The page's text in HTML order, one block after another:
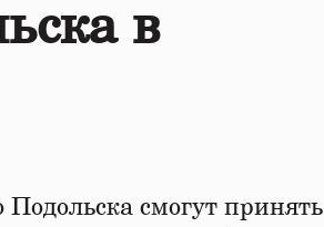
в
смогут принять